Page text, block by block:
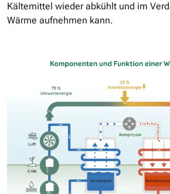
Kältemittel wieder abkühlt und im
Wärme aufnehmen kann.